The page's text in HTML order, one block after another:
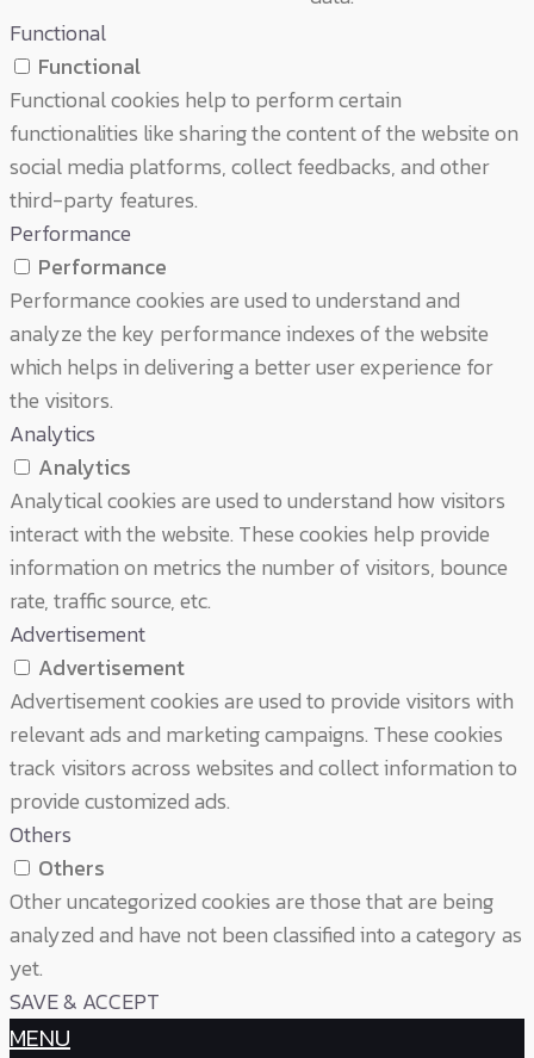
Functional
Functional
Functional cookies help to perform certain
functionalities like sharing the content of the website on
social media platforms, collect feedbacks, and other
third-party features.
Performance
Performance
Performance cookies are used to understand and
analyze the key performance indexes of the website
which helps in delivering a better user experience for
the visitors.
Analytics
Analytics
Analytical cookies are used to understand how visitors
interact with the website. These cookies help provide
information on metrics the number of visitors, bounce
rate, traffic source, etc.
Advertisement
Advertisement
Advertisement cookies are used to provide visitors with
relevant ads and marketing campaigns. These cookies
track visitors across websites and collect information to
provide customized ads.
Others
Others
Other uncategorized cookies are those that are being
analyzed and have not been classified into a category as
yet.
SAVE & ACCEPT
MENU